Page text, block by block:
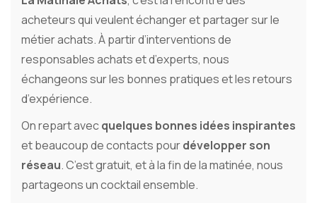
acheteurs qui veulent échanger et partager sur le
métier achats. À partir d’interventions de
responsables achats et d’experts, nous
échangeons sur les bonnes pratiques et les retours
d’expérience.
On repart avecquelques bonnes idées inspirantes
et beaucoup de contacts pourdévelopper son
réseau. C’est gratuit, et à la fin de la matinée, nous
partageons un cocktail ensemble.